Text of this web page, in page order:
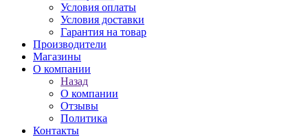
Условия оплаты
Условия доставки
Гарантия на товар
Производители
Магазины
О компании
Назад
О компании
Отзывы
Политика
Контакты